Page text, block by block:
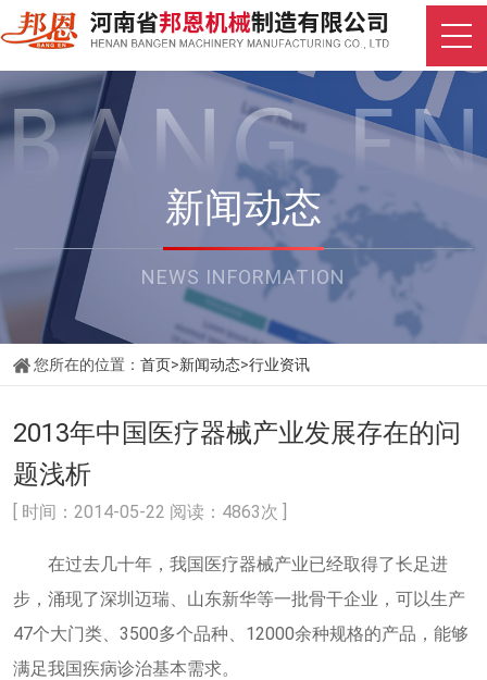
新闻动态
NEWS INFORMATION
您所在的位置： 首页>新闻动态>行业资讯
2013年中国医疗器械产业发展存在的问
题浅析
[ 时间：2014-05-22 阅读：4863次 ]
在过去几十年，我国医疗器械产业已经取得了长足进
步，涌现了深圳迈瑞、山东新华等一批骨干企业，可以生产
47个大门类、3500多个品种、12000余种规格的产品，能够
满足我国疾病诊治基本需求。